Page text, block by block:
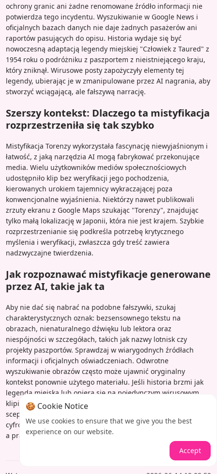
ochrony granic ani żadne renomowane źródło informacji nie
potwierdza tego incydentu. Wyszukiwanie w Google News i
oficjalnych bazach danych nie daje żadnych pasażerów ani
raportów pasujących do opisu. Historia wydaje się być
nowoczesną adaptacją legendy miejskiej "Człowiek z Taured" z
1954 roku o podróżniku z paszportem z nieistniejącego kraju,
który zniknął. Wirusowe posty zapożyczyły elementy tej
legendy, ubierając je w zmanipulowane przez AI nagrania, aby
stworzyć wciągającą, ale fałszywą narrację.
Szerszy kontekst: Dlaczego ta mistyfikacja
rozprzestrzeniła się tak szybko
Mistyfikacja Torenzy wykorzystała fascynację niewyjaśnionym i
łatwość, z jaką narzędzia AI mogą fabrykować przekonujące
media. Wielu użytkowników mediów społecznościowych
udostępniło klip bez weryfikacji jego pochodzenia,
kierowanych urokiem tajemnicy wykraczającej poza
konwencjonalne wyjaśnienia. Niektórzy nawet publikowali
zrzuty ekranu z Google Maps szukając "Torenzy", znajdując
tylko małą lokalizację w Japonii, która nie jest krajem. Szybkie
rozprzestrzenianie się podkreśla potrzebę krytycznego
myślenia i weryfikacji, zwłaszcza gdy treść zawiera
nadzwyczajne twierdzenia.
Jak rozpoznawać mistyfikacje generowane
przez AI, takie jak ta
Aby nie dać się nabrać na podobne fałszywki, szukaj
charakterystycznych oznak: bezsensownego tekstu na
obrazach, nienaturalnego dźwięku lub lektora oraz
niespójności w szczegółach, takich jak nazwy lotnisk czy
projekty paszportów. Sprawdzaj w wiarygodnych źródłach
informacji i oficjalnych oświadczeniach. Odwrotne
wyszukiwanie obrazów często może ujawnić oryginalny
kontekst ponownie użytego materiału. Jeśli historia brzmi jak
legenda miejska lub opiera się na pojedynczym wirusowym
klipie, prawdopodobnie należy podchodzić do niej z
sceptycyzmem. Sprawa Torenzy przypomina, że w erze
cyfrowej nie wszystko, co staje się wirusowe, jest prawdziwe –
a prawda często leży w starannym badaniu.
🍪 Cookie Notice
We use cookies to ensure that we give you the best
experience on our website.
Accept